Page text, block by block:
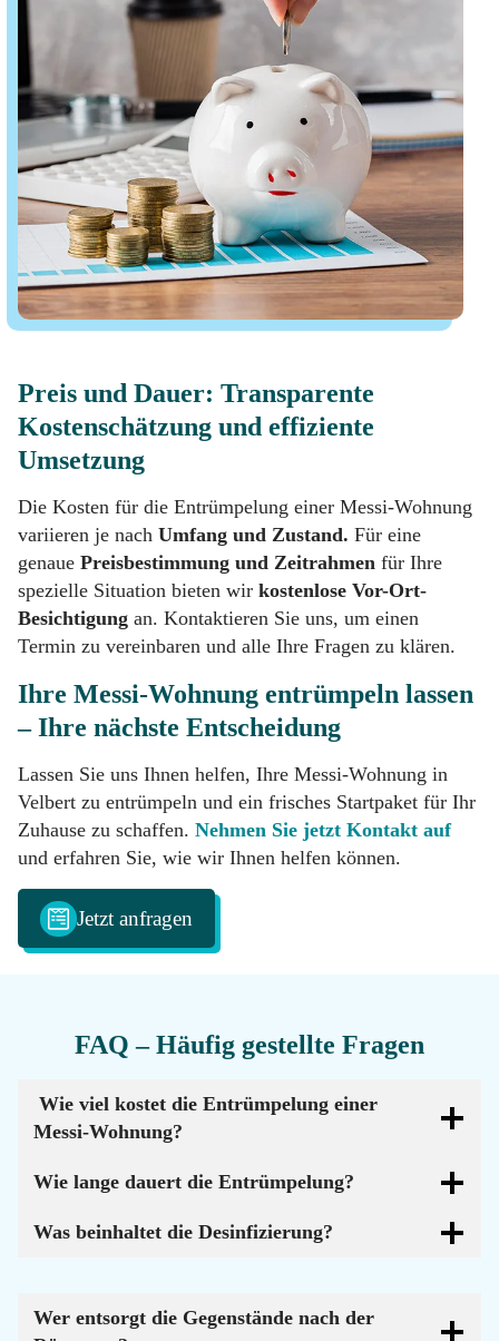
Preis und Dauer: Transparente
Kostenschätzung und effiziente
Umsetzung
Die Kosten für die Entrümpelung einer Messi-Wohnung
variieren je nach Umfang und Zustand. Für eine
genaue Preisbestimmung und Zeitrahmen für Ihre
spezielle Situation bieten wir kostenlose Vor-Ort-
Besichtigung an. Kontaktieren Sie uns, um einen
Termin zu vereinbaren und alle Ihre Fragen zu klären.
Ihre Messi-Wohnung entrümpeln lassen
– Ihre nächste Entscheidung
Lassen Sie uns Ihnen helfen, Ihre Messi-Wohnung in
Velbert zu entrümpeln und ein frisches Startpaket für Ihr
Zuhause zu schaffen. Nehmen Sie jetzt Kontakt auf
und erfahren Sie, wie wir Ihnen helfen können.
Jetzt anfragen
FAQ – Häufig gestellte Fragen
Wie viel kostet die Entrümpelung einer
Messi-Wohnung?
Wie lange dauert die Entrümpelung?
Was beinhaltet die Desinfizierung?
Wer entsorgt die Gegenstände nach der